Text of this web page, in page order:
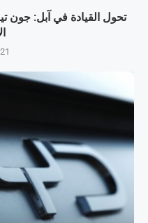
تحول القيادة في آبل: